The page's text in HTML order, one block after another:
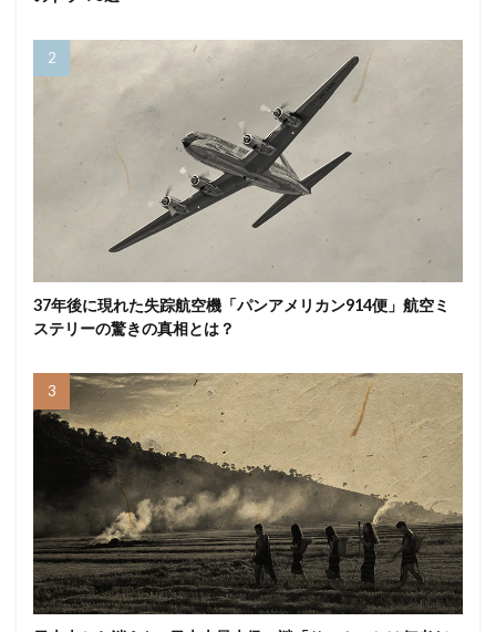
37年後に現れた失踪航空機「パンアメリカン914便」航空ミ
ステリーの驚きの真相とは？